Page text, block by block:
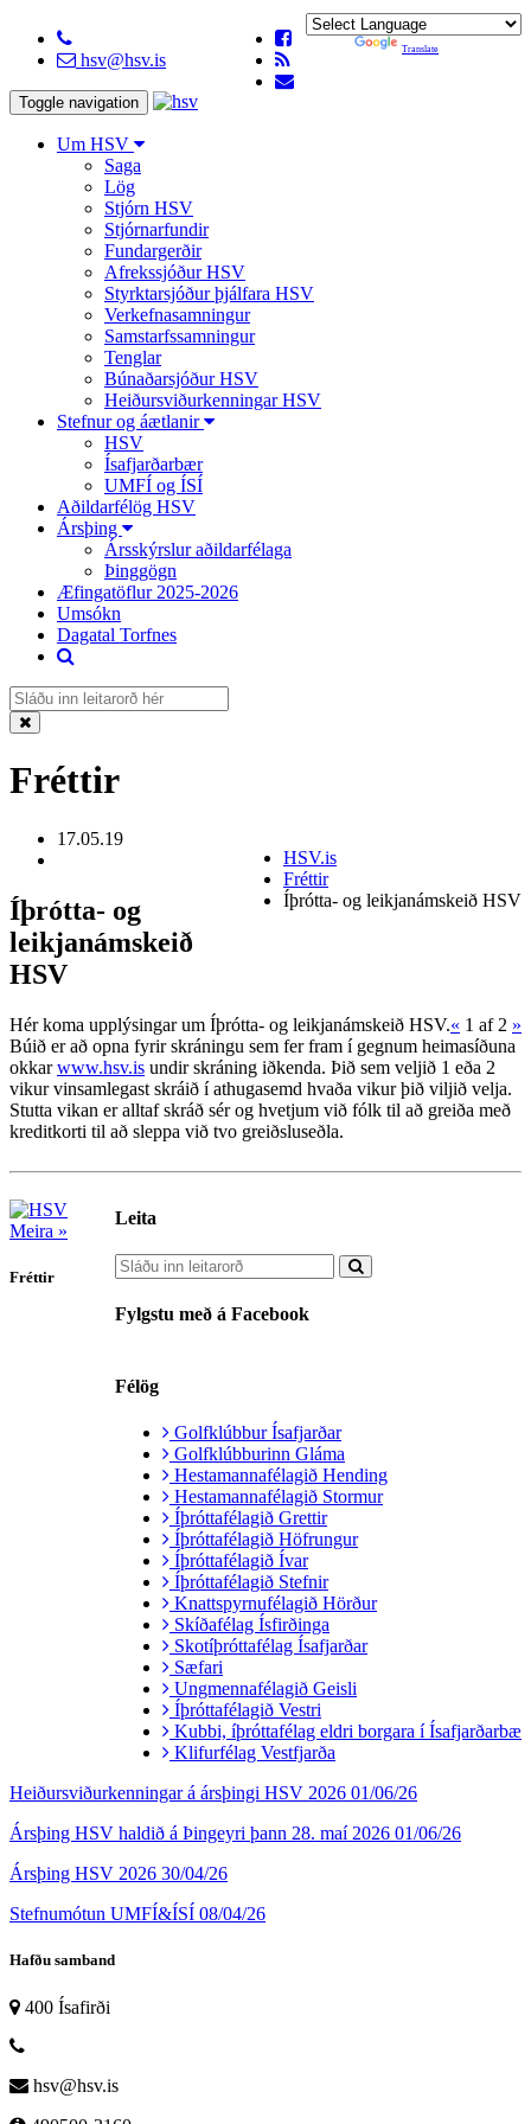
hsv@hsv.is
Translate
Toggle navigation
Um HSV
Saga
Lög
Stjórn HSV
Stjórnarfundir
Fundargerðir
Afrekssjóður HSV
Styrktarsjóður þjálfara HSV
Verkefnasamningur
Samstarfssamningur
Tenglar
Búnaðarsjóður HSV
Heiðursviðurkenningar HSV
Stefnur og áætlanir
HSV
Ísafjarðarbær
UMFÍ og ÍSÍ
Aðildarfélög HSV
Ársþing
Ársskýrslur aðildarfélaga
Þinggögn
Æfingatöflur 2025-2026
Umsókn
Dagatal Torfnes
Fréttir
HSV.is
Fréttir
Íþrótta- og leikjanámskeið HSV
17.05.19
Íþrótta- og
leikjanámskeið
HSV
« 1 af 2 »
Hér koma upplýsingar um Íþrótta- og leikjanámskeið HSV.
Búið er að opna fyrir skráningu sem fer fram í gegnum heimasíðuna
okkarwww.hsv.is undir skráning iðkenda. Þið sem veljið 1 eða 2
vikur vinsamlegast skráið í athugasemd hvaða vikur þið viljið velja.
Stutta vikan er alltaf skráð sér og hvetjum við fólk til að greiða með
kreditkorti til að sleppa við tvo greiðsluseðla.
Leita
Fylgstu með á Facebook
Félög
Golfklúbbur Ísafjarðar
Golfklúbburinn Gláma
Hestamannafélagið Hending
Hestamannafélagið Stormur
Íþróttafélagið Grettir
Íþróttafélagið Höfrungur
Íþróttafélagið Ívar
Íþróttafélagið Stefnir
Knattspyrnufélagið Hörður
Skíðafélag Ísfirðinga
Skotíþróttafélag Ísafjarðar
Sæfari
Ungmennafélagið Geisli
Íþróttafélagið Vestri
Kubbi, íþróttafélag eldri borgara í Ísafjarðarbæ
Klifurfélag Vestfjarða
Meira »
Fréttir
Heiðursviðurkenningar á ársþingi HSV 2026 01/06/26
Ársþing HSV haldið á Þingeyri þann 28. maí 2026 01/06/26
Ársþing HSV 2026 30/04/26
Stefnumótun UMFÍ&ÍSÍ 08/04/26
Hafðu samband
400 Ísafirði
hsv@hsv.is